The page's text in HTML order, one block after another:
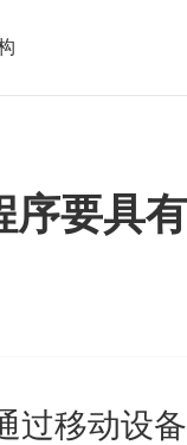
序要具
过移动设